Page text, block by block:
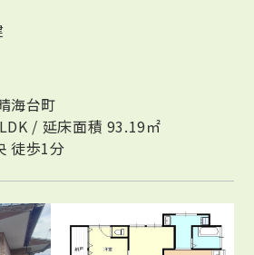
海台町
/ 延床面積 93.19㎡
徒歩1分